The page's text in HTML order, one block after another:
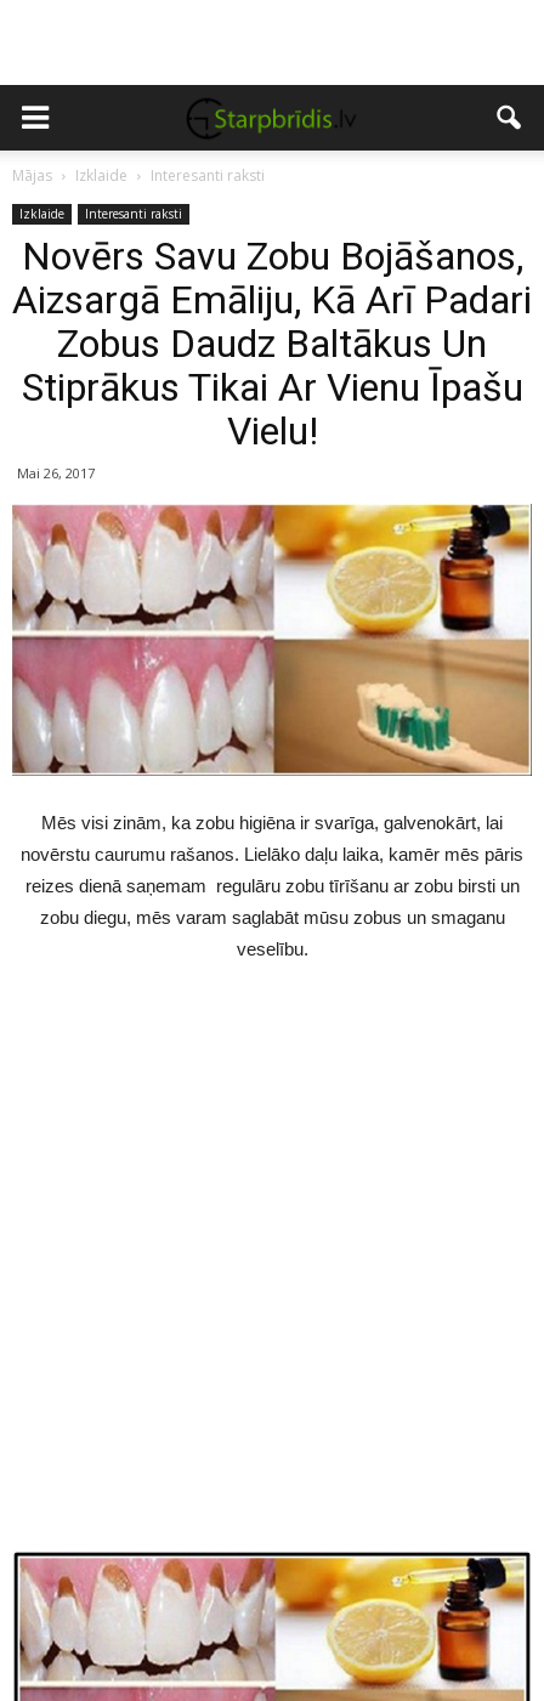
Mājas Izklaide Interesanti raksti
Izklaide Interesanti raksti
Novērs Savu Zobu Bojāšanos,
Aizsargā Emāliju, Kā Arī Padari
Zobus Daudz Baltākus Un
Stiprākus Tikai Ar Vienu Īpašu
Vielu!
Mai 26, 2017
Mēs visi zinām, ka zobu higiēna ir svarīga, galvenokārt, lai
novērstu caurumu rašanos. Lielāko daļu laika, kamēr mēs pāris
reizes dienā saņemam regulāru zobu tīrīšanu ar zobu birsti un
zobu diegu, mēs varam saglabāt mūsu zobus un smaganu
veselību.